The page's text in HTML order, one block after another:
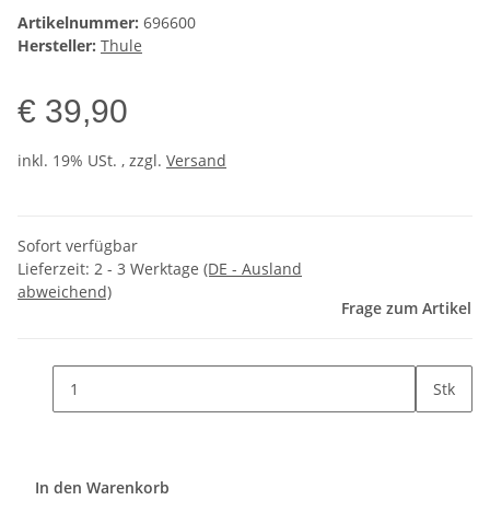
Artikelnummer: 696600
Hersteller: Thule
€ 39,90
inkl. 19% USt. , zzgl. Versand
Sofort verfügbar
Lieferzeit: 2 - 3 Werktage (DE - Ausland
abweichend)
Frage zum Artikel
Stk
In den Warenkorb